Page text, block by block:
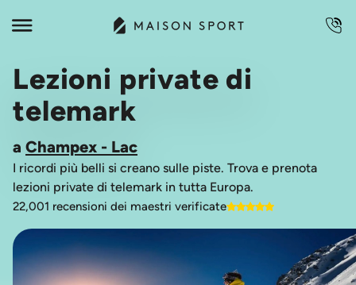
Lezioni private di
telemark
a Champex - Lac
I ricordi più belli si creano sulle piste. Trova e prenota
lezioni private di telemark in tutta Europa.
22,001 recensioni dei maestri verificate